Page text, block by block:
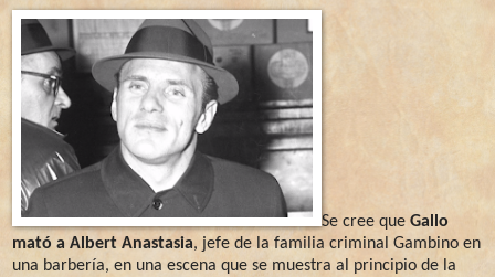
Se cree que Gallo
mató a Albert Anastasia, jefe de la familia criminal Gambino en
una barbería, en una escena que se muestra al principio de la